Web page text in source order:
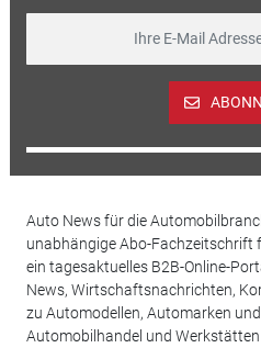
Auto News für die
unabhängige Abo-Fachzeitschrift
ein tagesaktuelles B2B-Online-
News, Wirtschaftsnachrichten,
zu Automodellen, Automarken
Automobilhandel und